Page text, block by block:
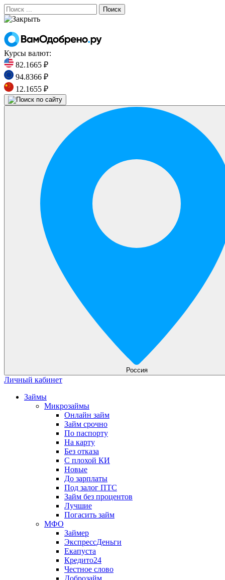
Поиск
Курсы валют:
82.1665 ₽
94.8366 ₽
12.1655 ₽
Россия
Личный кабинет
Займы
Микрозаймы
Онлайн займ
Займ срочно
По паспорту
На карту
Без отказа
С плохой КИ
Новые
До зарплаты
Под залог ПТС
Займ без процентов
Лучшие
Погасить займ
МФО
Займер
ЭкспрессДеньги
Екапуста
Кредито24
Честное слово
Доброзайм